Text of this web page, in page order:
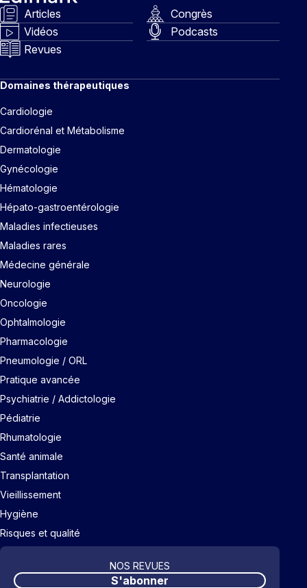
Articles
Congrès
Vidéos
Podcasts
Revues
Domaines thérapeutiques
Cardiologie
Cardiorénal et Métabolisme
Dermatologie
Gynécologie
Hématologie
Hépato-gastroentérologie
Maladies infectieuses
Maladies rares
Médecine générale
Neurologie
Oncologie
Ophtalmologie
Pharmacologie
Pneumologie / ORL
Pratique avancée
Psychiatrie / Addictologie
Pédiatrie
Rhumatologie
Santé animale
Transplantation
Vieillissement
Hygiène
Risques et qualité
NOS REVUES
S'abonner